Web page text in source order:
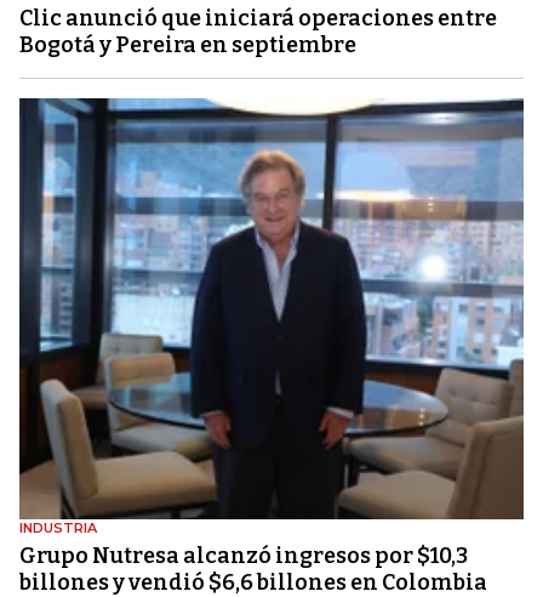
Clic anunció que iniciará operaciones entre
Bogotá y Pereira en septiembre
INDUSTRIA
Grupo Nutresa alcanzó ingresos por $10,3
billones y vendió $6,6 billones en Colombia